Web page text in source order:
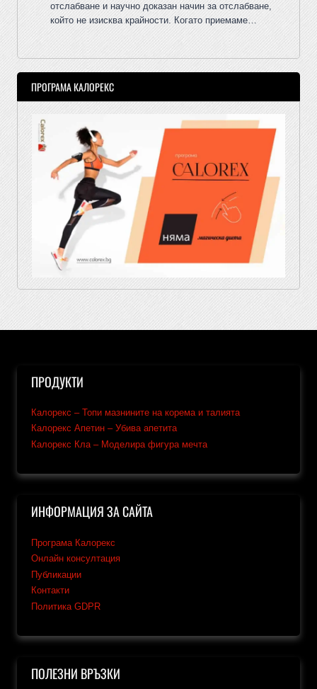
отслабване и научно доказан начин за отслабване,
който не изисква крайности. Когато приемаме…
ПРОГРАМА КАЛОРЕКС
ПРОДУКТИ
Калорекс – Топи мазнините на корема и талията
Калорекс Апетин – Убива апетита
Калорекс Кла – Моделира фигура мечта
ИНФОРМАЦИЯ ЗА САЙТА
Програма Калорекс
Онлайн консултация
Публикации
Контакти
Политика GDPR
ПОЛЕЗНИ ВРЪЗКИ